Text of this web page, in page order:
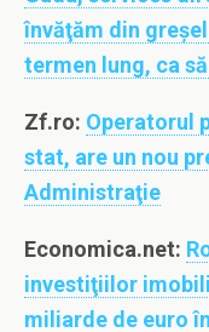
învăţăm din
termen lung, ca
Zf.ro: Operatorul
stat, are un nou
Administraţie
Economica.net:
investiţiilor
miliarde de euro